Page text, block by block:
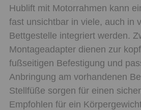
Hublift mit Motorrahmen kann
fast unsichtbar in viele, auch in
Bettgestelle integriert werden.
Montageadapter dienen zur
fußseitigen Befestigung und
Anbringung am vorhandenen
Stellfüße sorgen für einen
Empfohlen für ein